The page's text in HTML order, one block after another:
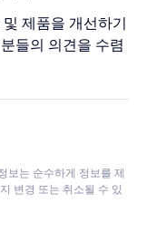
제품을 개선하기
들의 의견을 수렴
보는 순수하게 정보를 제
변경 또는 취소될 수 있